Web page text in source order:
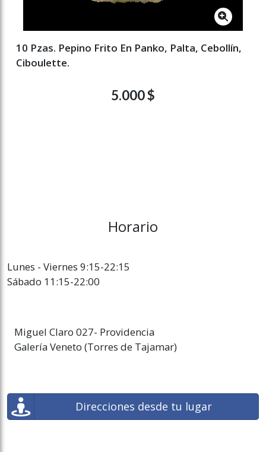
10 Pzas. Pepino Frito En Panko, Palta, Cebollín,
Ciboulette.
5.000 $
Horario
Lunes - Viernes 9:15-22:15
Sábado 11:15-22:00
Miguel Claro 027- Providencia
Galería Veneto (Torres de Tajamar)
Direcciones desde tu lugar